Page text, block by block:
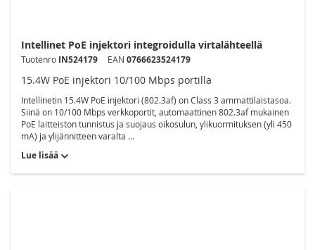
Intellinet PoE injektori integroidulla virtalähteellä
Tuotenro IN524179 EAN 0766623524179
15.4W PoE injektori 10/100 Mbps portilla
Intellinetin 15.4W PoE injektori (802.3af) on Class 3 ammattilaistasoa.
Siinä on 10/100 Mbps verkkoportit, automaattinen 802.3af mukainen
PoE laitteiston tunnistus ja suojaus oikosulun, ylikuormituksen (yli 450
mA) ja ylijännitteen varalta ...
Lue lisää